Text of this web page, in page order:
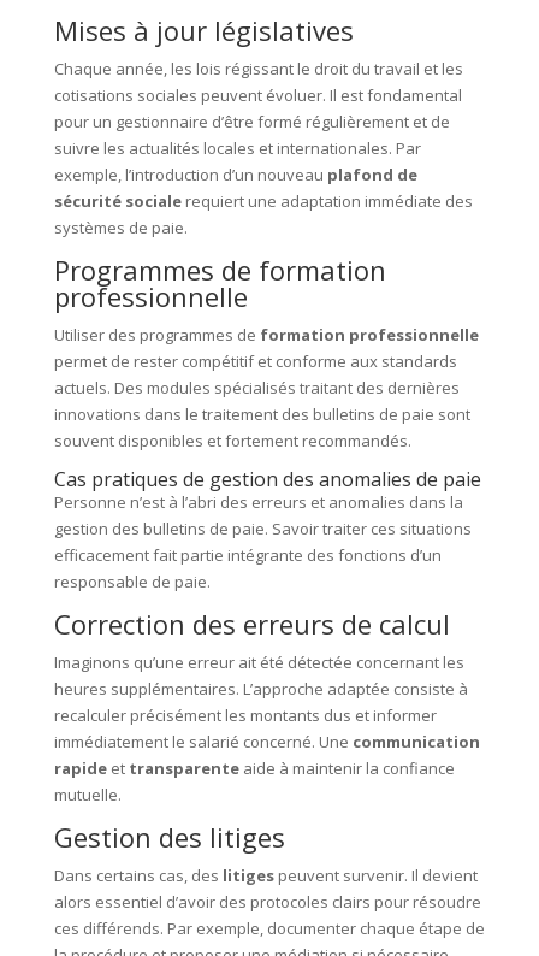
Mises à jour législatives
Chaque année, les lois régissant le droit du travail et les
cotisations sociales peuvent évoluer. Il est fondamental
pour un gestionnaire d’être formé régulièrement et de
suivre les actualités locales et internationales. Par
exemple, l’introduction d’un nouveau plafond de
sécurité socialerequiert une adaptation immédiate des
systèmes de paie.
Programmes de formation
professionnelle
Utiliser des programmes de formation professionnelle
permet de rester compétitif et conforme aux standards
actuels. Des modules spécialisés traitant des dernières
innovations dans le traitement des bulletins de paie sont
souvent disponibles et fortement recommandés.
Cas pratiques de gestion des anomalies de paie
Personne n’est à l’abri des erreurs et anomalies dans la
gestion des bulletins de paie. Savoir traiter ces situations
efficacement fait partie intégrante des fonctions d’un
responsable de paie.
Correction des erreurs de calcul
Imaginons qu’une erreur ait été détectée concernant les
heures supplémentaires. L’approche adaptée consiste à
recalculer précisément les montants dus et informer
immédiatement le salarié concerné. Une communication
rapideet transparenteaide à maintenir la confiance
mutuelle.
Gestion des litiges
Dans certains cas, des litigespeuvent survenir. Il devient
alors essentiel d’avoir des protocoles clairs pour résoudre
ces différends. Par exemple, documenter chaque étape de